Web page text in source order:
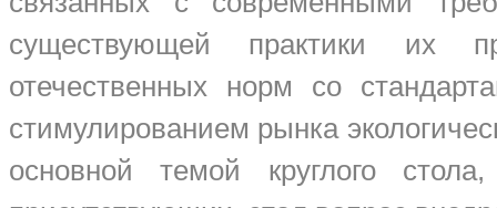
существующей практики их
отечественных норм со
стимулированием рынка
основной темой круглого